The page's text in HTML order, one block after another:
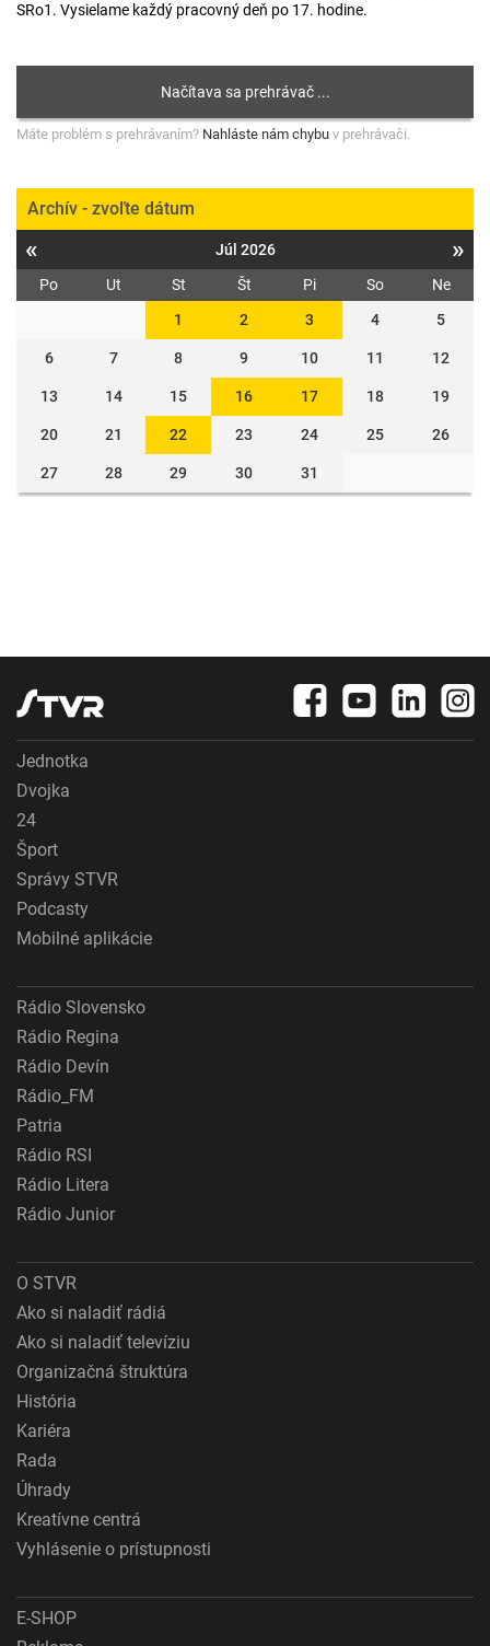
SRo1. Vysielame každý pracovný deň po 17. hodine.
Máte problém s prehrávaním? Nahláste nám chybu v prehrávači.
Archív - zvoľte dátum
« Júl 2026 »
Po Ut St Št Pi So
Ne
1
2 3 4 5
6 7 8 9 10 11 12
13 14 15 16 17 18 19
20 21 22 23 24 25 26
27 28 29 30 31
Jednotka
Dvojka
24
Šport
Správy STVR
Podcasty
Mobilné aplikácie
Rádio Slovensko
Rádio Regina
Rádio Devín
Rádio_FM
Patria
Rádio RSI
Rádio Litera
Rádio Junior
O STVR
Ako si naladiť rádiá
Ako si naladiť televíziu
Organizačná štruktúra
História
Kariéra
Rada
Úhrady
Kreatívne centrá
Vyhlásenie o prístupnosti
E-SHOP